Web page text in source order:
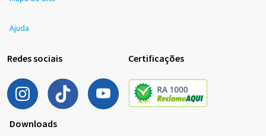
Ajuda
Redes sociais Certificações
Downloads